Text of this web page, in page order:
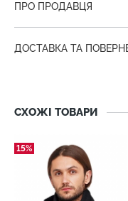
ПРО ПРОДАВЦЯ
ДОСТАВКА ТА
СХОЖІ ТОВАРИ
15%